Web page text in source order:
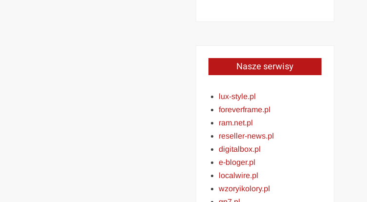
Nasze serwisy
lux-style.pl
foreverframe.pl
ram.net.pl
reseller-news.pl
digitalbox.pl
e-bloger.pl
localwire.pl
wzoryikolory.pl